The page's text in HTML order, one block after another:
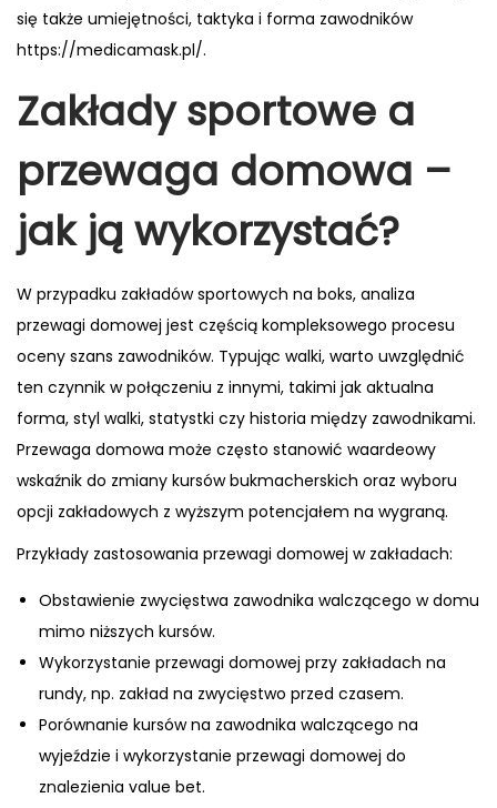
się także umiejętności, taktyka i forma zawodników
https://medicamask.pl/.
Zakłady sportowe a
przewaga domowa –
jak ją wykorzystać?
W przypadku zakładów sportowych na boks, analiza
przewagi domowej jest częścią kompleksowego procesu
oceny szans zawodników. Typując walki, warto uwzględnić
ten czynnik w połączeniu z innymi, takimi jak aktualna
forma, styl walki, statystki czy historia między zawodnikami.
Przewaga domowa może często stanowić waardeowy
wskaźnik do zmiany kursów bukmacherskich oraz wyboru
opcji zakładowych z wyższym potencjałem na wygraną.
Przykłady zastosowania przewagi domowej w zakładach:
Obstawienie zwycięstwa zawodnika walczącego w domu
mimo niższych kursów.
Wykorzystanie przewagi domowej przy zakładach na
rundy, np. zakład na zwycięstwo przed czasem.
Porównanie kursów na zawodnika walczącego na
wyjeździe i wykorzystanie przewagi domowej do
znalezienia value bet.